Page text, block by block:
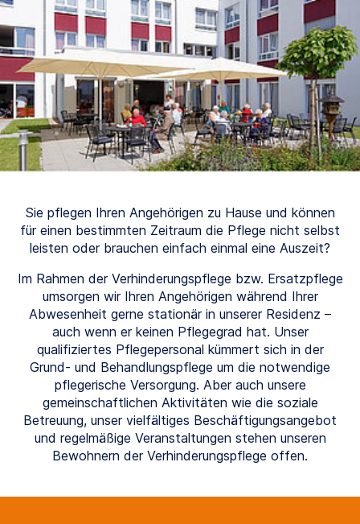
Sie pflegen Ihren Angehörigen zu Hause und können
für einen bestimmten Zeitraum die Pflege nicht selbst
leisten oder brauchen einfach einmal eine Auszeit?
Im Rahmen der Verhinderungspflege bzw. Ersatzpflege
umsorgen wir Ihren Angehörigen während Ihrer
Abwesenheit gerne stationär in unserer Residenz –
auch wenn er keinen Pflegegrad hat. Unser
qualifiziertes Pflegepersonal kümmert sich in der
Grund- und Behandlungspflege um die notwendige
pflegerische Versorgung. Aber auch unsere
gemeinschaftlichen Aktivitäten wie die soziale
Betreuung, unser vielfältiges Beschäftigungsangebot
und regelmäßige Veranstaltungen stehen unseren
Bewohnern der Verhinderungspflege offen.